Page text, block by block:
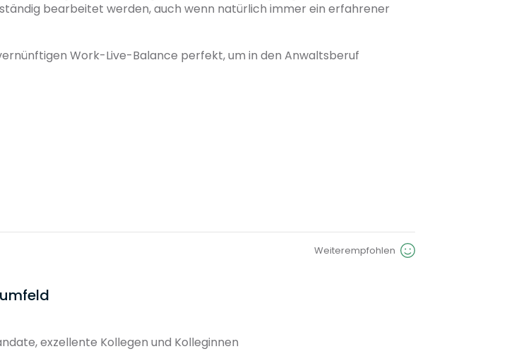
Übernahme Mitgliedsbeiträge
bearbeitet werden, auch wenn natürlich immer ein erfahrener
Work-Live-Balance perfekt, um in den Anwaltsberuf
Weiterempfohlen
exzellente Kollegen und Kolleginnen